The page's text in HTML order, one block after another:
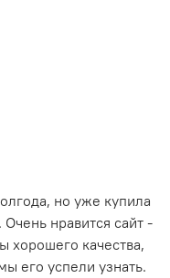
но уже купила
Очень нравится сайт -
хорошего качества,
его успели узнать.